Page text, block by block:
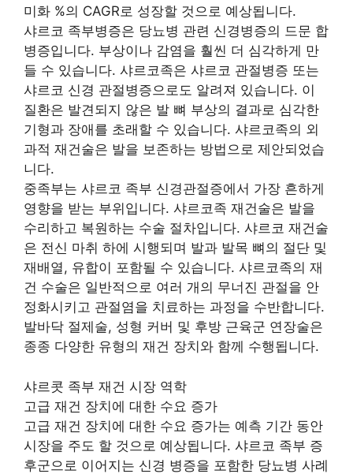
미화 %의 CAGR로 성장할 것으로 예상됩니다.
샤르코 족부병증은 당뇨병 관련 신경병증의 드문 합
병증입니다. 부상이나 감염을 훨씬 더 심각하게 만
들 수 있습니다. 샤르코족은 샤르코 관절병증 또는
샤르코 신경 관절병증으로도 알려져 있습니다. 이
질환은 발견되지 않은 발 뼈 부상의 결과로 심각한
기형과 장애를 초래할 수 있습니다. 샤르코족의 외
과적 재건술은 발을 보존하는 방법으로 제안되었습
니다.
중족부는 샤르코 족부 신경관절증에서 가장 흔하게
영향을 받는 부위입니다. 샤르코족 재건술은 발을
수리하고 복원하는 수술 절차입니다. 샤르코 재건술
은 전신 마취 하에 시행되며 발과 발목 뼈의 절단 및
재배열, 유합이 포함될 수 있습니다. 샤르코족의 재
건 수술은 일반적으로 여러 개의 무너진 관절을 안
정화시키고 관절염을 치료하는 과정을 수반합니다.
발바닥 절제술, 성형 커버 및 후방 근육군 연장술은
종종 다양한 유형의 재건 장치와 함께 수행됩니다.
샤르콧 족부 재건 시장 역학
고급 재건 장치에 대한 수요 증가
고급 재건 장치에 대한 수요 증가는 예측 기간 동안
시장을 주도 할 것으로 예상됩니다. 샤르코 족부 증
후군으로 이어지는 신경 병증을 포함한 당뇨병 사례